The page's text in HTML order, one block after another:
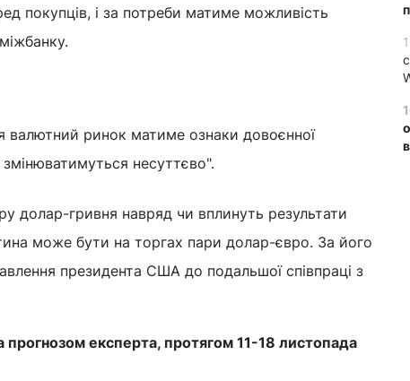
покупців, і за потреби матиме можливість
валютний ринок матиме ознаки довоєнної
змінюватимуться несуттєво".
долар-гривня навряд чи вплинуть результати
може бути на торгах пари долар-євро. За його
президента США до подальшої співпраці з
прогнозом експерта, протягом 11-18 листопада